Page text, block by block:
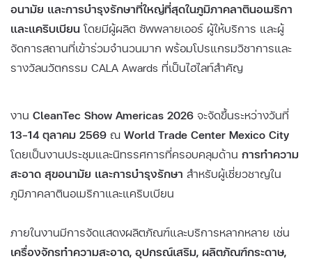
อนามัย และการบำรุงรักษาที่ใหญ่ที่สุดในภูมิภาคลาตินอเมริกา
และแคริบเบียน โดยมีผู้ผลิต ซัพพลายเออร์ ผู้ให้บริการ และผู้
จัดการสถานที่เข้าร่วมจำนวนมาก พร้อมโปรแกรมวิชาการและ
รางวัลนวัตกรรม CALA Awards ที่เป็นไฮไลท์สำคัญ
งาน CleanTec Show Americas 2026 จะจัดขึ้นระหว่างวันที่
13–14 ตุลาคม 2569 ณ World Trade Center Mexico City
โดยเป็นงานประชุมและนิทรรศการที่ครอบคลุมด้าน การทำความ
สะอาด สุขอนามัย และการบำรุงรักษา สำหรับผู้เชี่ยวชาญใน
ภูมิภาคลาตินอเมริกาและแคริบเบียน
ภายในงานมีการจัดแสดงผลิตภัณฑ์และบริการหลากหลาย เช่น
เครื่องจักรทำความสะอาด, อุปกรณ์เสริม, ผลิตภัณฑ์กระดาษ,